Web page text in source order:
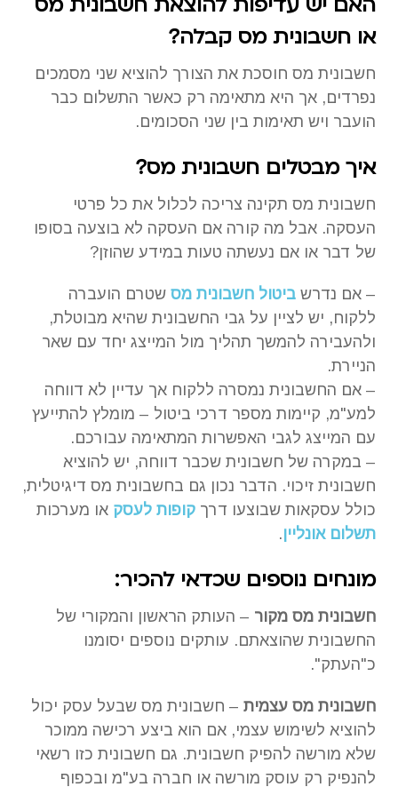
או חשבונית מס קבלה?
חשבונית מס חוסכת את הצורך להוציא שני מסמכים
נפרדים, אך היא מתאימה רק כאשר התשלום כבר
הועבר ויש תאימות בין שני הסכומים.
איך מבטלים חשבונית מס?
חשבונית מס תקינה צריכה לכלול את כל פרטי
העסקה. אבל מה קורה אם העסקה לא בוצעה בסופו
של דבר או אם נעשתה טעות במידע שהוזן?
– אם נדרש ביטול חשבונית מס שטרם הועברה
ללקוח, יש לציין על גבי החשבונית שהיא מבוטלת,
ולהעבירה להמשך תהליך מול המייצג יחד עם שאר
הניירת.
– אם החשבונית נמסרה ללקוח אך עדיין לא דווחה
למע"מ, קיימות מספר דרכי ביטול – מומלץ להתייעץ
עם המייצג לגבי האפשרות המתאימה עבורכם.
– במקרה של חשבונית שכבר דווחה, יש להוציא
חשבונית זיכוי. הדבר נכון גם בחשבונית מס דיגיטלית,
כולל עסקאות שבוצעו דרך קופות לעסק או מערכות
תשלום אונליין.
מונחים נוספים שכדאי להכיר:
חשבונית מס מקור – העותק הראשון והמקורי של
החשבונית שהוצאתם. עותקים נוספים יסומנו
כ"העתק".
חשבונית מס עצמית – חשבונית מס שבעל עסק יכול
להוציא לשימוש עצמי, אם הוא ביצע רכישה ממוכר
שלא מורשה להפיק חשבונית. גם חשבונית כזו רשאי
להנפיק רק עוסק מורשה או חברה בע"מ ובכפוף